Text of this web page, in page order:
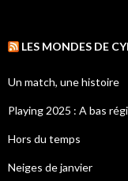
LES MONDES DE
Un match, une histoire
Playing 2025 : A bas
Hors du temps
Neiges de janvier